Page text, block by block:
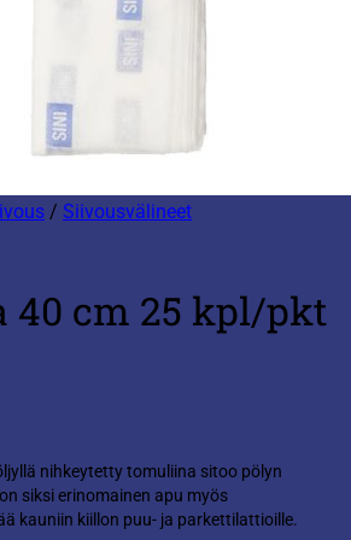
/ Siivousvälineet
40 cm 25 kpl/pkt
nihkeytetty tomuliina sitoo pölyn
siksi erinomainen apu myös
kauniin kiillon puu- ja parkettilattioille.